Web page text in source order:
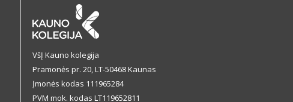
VšĮ Kauno kolegija
Pramonės pr. 20, LT-50468 Kaunas
Įmonės kodas 111965284
PVM mok. kodas LT119652811